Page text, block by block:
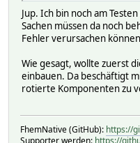
Jup. Ich bin noch am
Sachen müssen da noch
Fehler verursachen
Wie gesagt, wollte zuerst
einbauen. Da beschäftigt
rotierte Komponenten zu
FhemNative (GitHub): https://
Supporter werden: https://